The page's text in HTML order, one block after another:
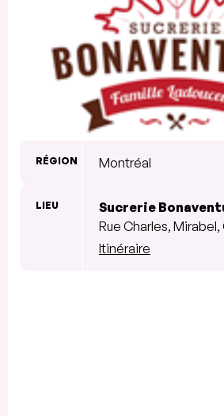
RÉGION Montréal
LIEU
Sucrerie
Rue Charles,
Itinéraire